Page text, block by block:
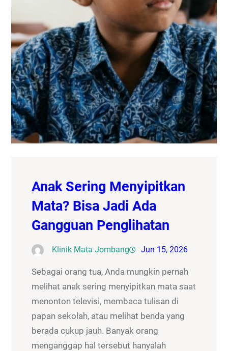
Anak Sering Menyipitkan
Mata? Bisa Jadi Ada
Gangguan Penglihatan
Klinik Mata Jombang Jun 15, 2026
Sebagai orang tua, Anda mungkin pernah
melihat anak sering menyipitkan mata saat
menonton televisi, membaca tulisan di
papan sekolah, atau melihat benda yang
berada cukup jauh. Banyak orang
menganggap hal tersebut hanyalah